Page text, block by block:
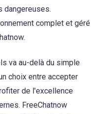
dangereuses.
complet et géré
va au-delà du simple
choix entre accepter
de l'excellence
FreeChatnow